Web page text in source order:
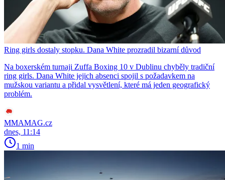
Ring girls dostaly stopku. Dana White prozradil bizarní důvod
Na boxerském turnaji Zuffa Boxing 10 v Dublinu chyběly tradiční
ring girls. Dana White jejich absenci spojil s požadavkem na
mužskou variantu a přidal vysvětlení, které má jeden geografický
problém.
MMAMAG.cz
dnes, 11:14
1 min